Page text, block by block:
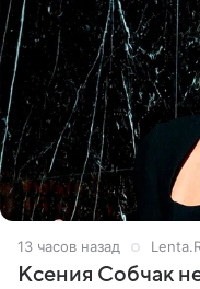
13 часов назад
Ксения Собчак